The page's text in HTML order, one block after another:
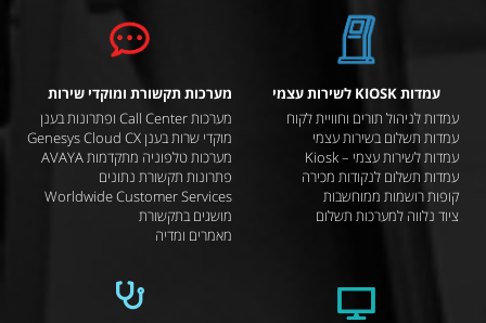
עמדות KIOSK לשירות עצמי
עמדות לניהול תורים וחוויית לקוח
עמדות תשלום בשירות עצמי
עמדות לשירות עצמי – Kiosk
עמדות תשלום לנקודות מכירה
קופות רושמות ממוחשבות
ציוד נלווה למערכות תשלום
מערכות תקשורת ומוקדי שירות
מערכות Call Center ופתרונות בענן
מוקדי שרות בענן Genesys Cloud CX
מערכות טלפוניה מתקדמות AVAYA
פתרונות תקשורת נתונים
Worldwide Customer Services
מושגים בתקשורת
מאמרים ומדיה